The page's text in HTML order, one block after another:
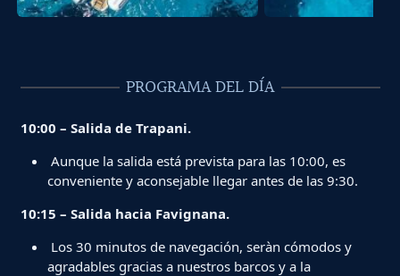
PROGRAMA DEL DÍA
10:00 – Salida de Trapani.
Aunque la salida está prevista para las 10:00, es
conveniente y aconsejable llegar antes de las 9:30.
10:15 – Salida hacia Favignana.
Los 30 minutos de navegación, seràn cómodos y
agradables gracias a nuestros barcos y a la